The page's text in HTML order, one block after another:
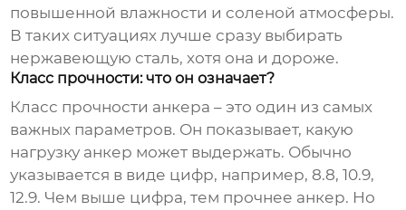
повышенной влажности и соленой атмосферы.
В таких ситуациях лучше сразу выбирать
нержавеющую сталь, хотя она и дороже.
Класс прочности: что он означает?
Класс прочности анкера – это один из самых
важных параметров. Он показывает, какую
нагрузку анкер может выдержать. Обычно
указывается в виде цифр, например, 8.8, 10.9,
12.9. Чем выше цифра, тем прочнее анкер. Но